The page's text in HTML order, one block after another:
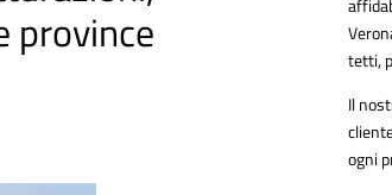
province
tetti,
Il
ogni